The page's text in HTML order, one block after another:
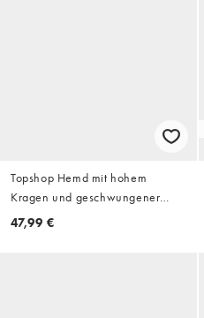
Topshop Hemd mit hohem
Kragen und geschwungener
Knopfleiste in taupefarbenen
47,99 €